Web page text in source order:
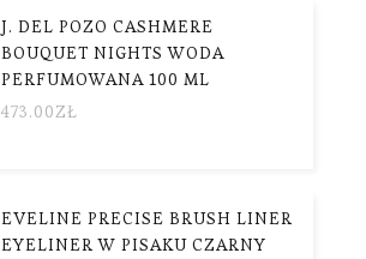
J. DEL POZO CASHMERE
BOUQUET NIGHTS WODA
PERFUMOWANA 100 ML
473.00ZŁ
EVELINE PRECISE BRUSH LINER
EYELINER W PISAKU CZARNY